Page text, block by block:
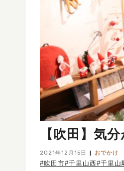
【吹田】気
2021年12月15日 おでかけ
#吹田市#千里山西#千里山